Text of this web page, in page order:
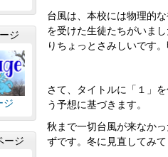
台風は、本校には物理的
を受けた生徒たちがいま
りちょっとさみしいです
さて、タイトルに「１」
う予想に基づきます。
秋まで一切台風が来なか
ずです。冬に見直してみて
ジ
ジ
ージ